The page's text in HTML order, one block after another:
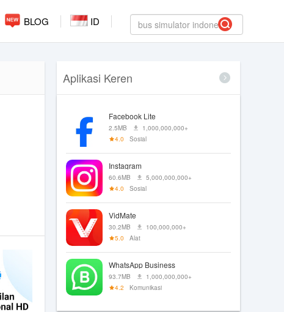
BLOG ID
Aplikasi Keren
Facebook Lite
2.5MB
1,000,000,000+
4.0
Sosial
Instagram
60.6MB
5,000,000,000+
4.0
Sosial
VidMate
30.2MB
100,000,000+
5.0
Alat
WhatsApp Business
93.7MB
1,000,000,000+
4.2
Komunikasi